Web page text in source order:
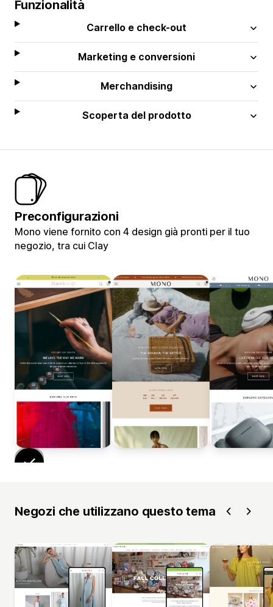
Funzionalità
Carrello e check-out
Marketing e conversioni
Merchandising
Scoperta del prodotto
Preconfigurazioni
Mono viene fornito con 4 design già pronti per il tuo
negozio, tra cui Clay
Negozi che utilizzano questo tema